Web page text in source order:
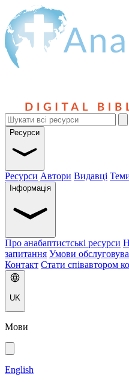
Ресурси
Ресурси Автори Видавці
Інформація
Про анабаптистські ресурси
запитання Умови
Контакт Стати співавтором
UK
Мови
English